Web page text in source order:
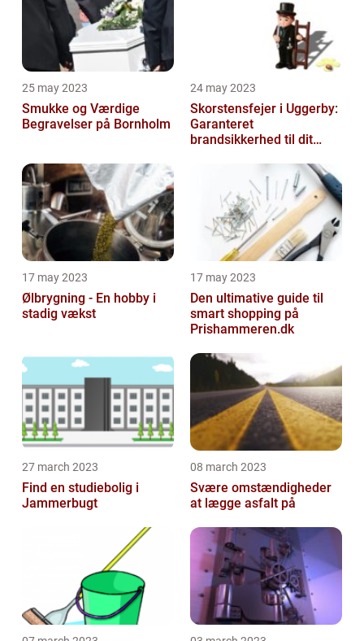
25 may 2023
Smukke og Værdige
Begravelser på Bornholm
24 may 2023
Skorstensfejer i Uggerby:
Garanteret
brandsikkerhed til dit
17 may 2023
Ølbrygning - En hobby i
stadig vækst
17 may 2023
Den ultimative guide til
smart shopping på
Prishammeren.dk
27 march 2023
Find en studiebolig i
Jammerbugt
08 march 2023
Svære omstændigheder
at lægge asfalt på